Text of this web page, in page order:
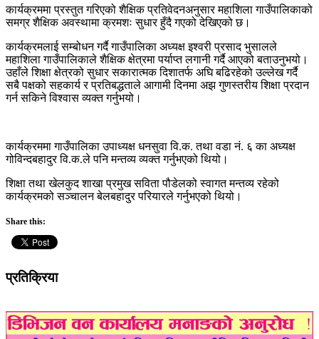
कार्यक्रममा प्रस्तुत गरिएको शैक्षिक प्रतिवेदनअनुसार महाशिला गाउँपालिकाको
समग्र शैक्षिक अवस्थामा क्रमशः सुधार हुँदै गएको देखिएको छ।
कार्यक्रमलाई सम्बोधन गर्दै गाउँपालिका अध्यक्ष इश्वरी प्रसाद भुसालले
महाशिला गाउँपालिकाले शैक्षिक क्षेत्रमा पर्याप्त लगानी गर्दै आएको बताउनुभयो।
उहाँले शिक्षा क्षेत्रको सुधार सकारात्मक दिशातर्फ अघि बढिरहेको उल्लेख गर्दै
सबै पक्षको सहकार्य र प्रतिबद्धताले आगामी दिनमा अझ गुणस्तरीय शिक्षा प्रदान
गर्न सकिने विश्वास व्यक्त गर्नुभयो।
कार्यक्रममा गाउँपालिका उपाध्यक्ष धनसुवा वि.क. तथा वडा नं. ६ का अध्यक्ष
गोविन्दबहादुर वि.क.ले पनि मन्तव्य व्यक्त गर्नुभएको थियो।
शिक्षा तथा खेलकुद शाखा प्रमुख सविता पौडेलको स्वागत मन्तव्य रहेको
कार्यक्रमको सञ्चालन बेलबहादुर परियारले गर्नुभएको थियो।
Share this:
प्रतिक्रिया